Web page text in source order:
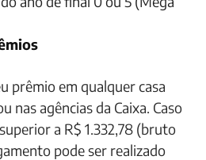
prêmio em qualquer casa
nas agências da Caixa. Caso
a R$ 1.332,78 (bruto
pode ser realizado